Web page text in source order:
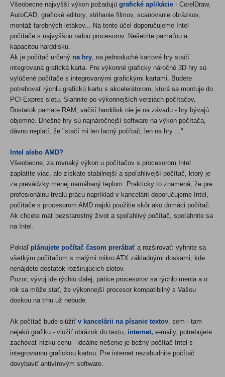
Všeobecne najvyšší výkon požadujú grafické aplikácie - CorelDraw,
AutoCAD, grafické editory, strihanie filmov, scanovanie obrázkov,
montáž farebných letákov... Na tento účel doporučujeme Intel
počítače s najvyššou radou procesorov. Nešetrite pamäťou a
kapacitou harddisku.
Ak je počítač určený na hry, na jednoduché kartové hry stačí
integrovaná grafická karta. Pre výkonné graficky náročné 3D hry sú
vylúčené počítače s integrovanými grafickými kartami. Budete
potrebovať rýchlu grafickú kartu s akcelerátorom, ktorá sa montuje do
PCI-Expres slotu. Siahnite po výkonnejších verziách počítačov,
Dostatok pamäte RAM, väčší harddisk nie je na závadu - hry bývajú
objemné. Dnešné hry sú najnáročnejší software na výkon počítača,
dávno neplatí, že "stačí mi len lacný počítač, len na hry ..."
Intel alebo AMD?
Všeobecne, za rovnaký výkon u počítačov s procesorom Intel
zaplatíte viac, ale získate stabilnejší a spoľahlivejší počítač, ktorý je
za prevádzky menej namáhaný teplom. Prakticky to znamená, že pre
profesionálnu trvalú prácu napríklad v kancelárií doporučujeme Intel,
počítače s procesorom AMD najdú použitie skôr ako domáci počítač.
Ak chcete mať bezstarostný život a spoľahlivý počítač, spoľahnite sa
na Intel.
Pokiaľ plánujete počítač časom prerábať a rozširovať: vyhnite sa
všetkým počítačom s malými mikro ATX základnými doskami, kde
nenájdete dostatok rozširujúcich slotov.
Pozor, vývoj ide rýchlo ďalej, pätice procesorov sa rýchlo menia a o
rok sa môže stať, že výkonnejší procesor kompatibilný s Vašou
doskou na trhu už nebude.
Ak počítač bude slúžiť v kancelárii na písanie textov, sem - tam
nejakú grafiku - vložiť obrázok do textu, internet, e-maily, potrebujete
zachovať nízku cenu - ideálne riešenie je bežný počítač Intel s
integrovanou grafickou kartou. Pre internet nezabudnite počítač
dovybaviť antivírovým software.